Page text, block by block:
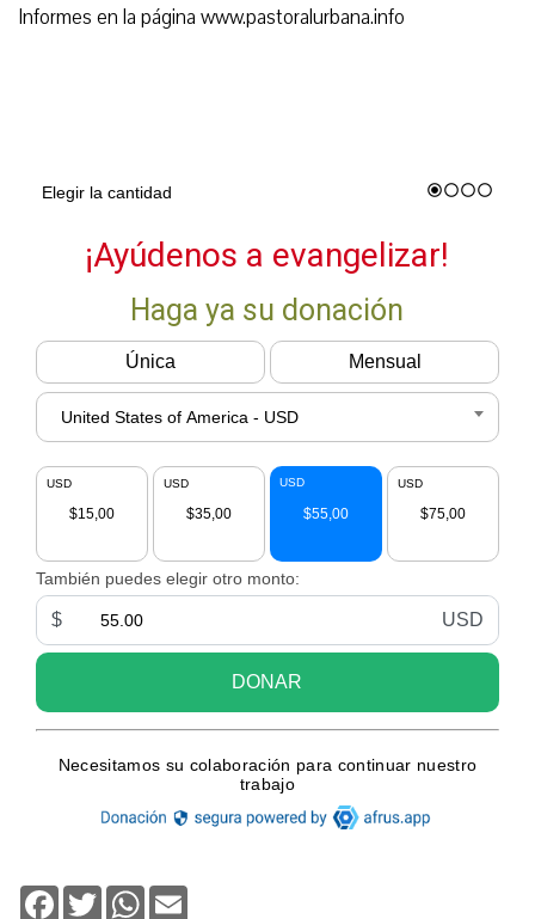
Informes en la página www.pastoralurbana.info
Facebook
TwitterWhatsApp